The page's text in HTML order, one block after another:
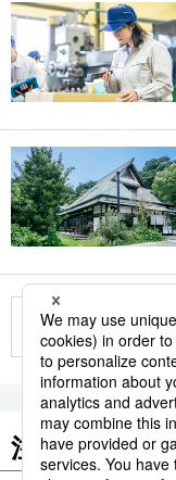
注目のキー